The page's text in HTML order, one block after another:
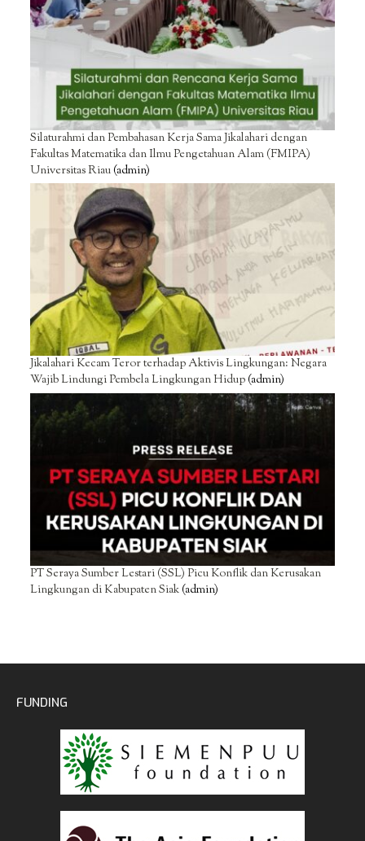
Silaturahmi dan Pembahasan Kerja Sama Jikalahari dengan
Fakultas Matematika dan Ilmu Pengetahuan Alam (FMIPA)
Universitas Riau(admin)
Jikalahari Kecam Teror terhadap Aktivis Lingkungan: Negara
Wajib Lindungi Pembela Lingkungan Hidup(admin)
PT Seraya Sumber Lestari (SSL) Picu Konflik dan Kerusakan
Lingkungan di Kabupaten Siak(admin)
FUNDING